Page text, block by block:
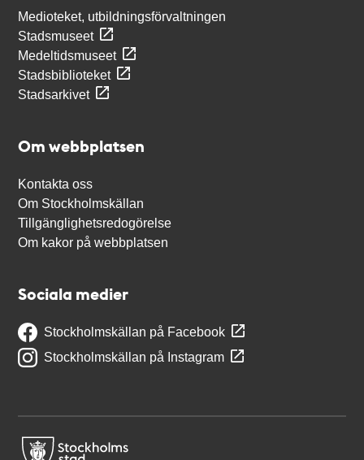
Medioteket, utbildningsförvaltningen
Stadsmuseet
Medeltidsmuseet
Stadsbiblioteket
Stadsarkivet
Om webbplatsen
Kontakta oss
Om Stockholmskällan
Tillgänglighetsredogörelse
Om kakor på webbplatsen
Sociala medier
Stockholmskällan på Facebook
Stockholmskällan på Instagram